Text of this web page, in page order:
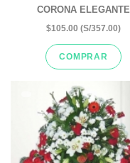
CORONA ELEGANTE
$105.00 (S/357.00)
COMPRAR